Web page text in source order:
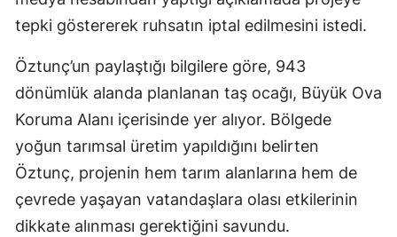
tepki göstererek ruhsatın iptal edilmesini istedi.
Öztunç’un paylaştığı bilgilere göre, 943
dönümlük alanda planlanan taş ocağı, Büyük Ova
Koruma Alanı içerisinde yer alıyor. Bölgede
yoğun tarımsal üretim yapıldığını belirten
Öztunç, projenin hem tarım alanlarına hem de
çevrede yaşayan vatandaşlara olası etkilerinin
dikkate alınması gerektiğini savundu.